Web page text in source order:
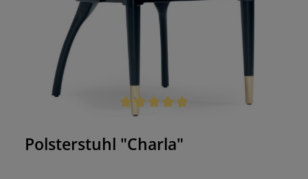
Durchschnittliche Bewertung von 5 von 5 Sternen
Polsterstuhl "Charla"